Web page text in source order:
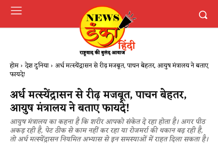
होम देश दुनिया अर्ध मत्स्येंद्रासन से रीढ़ मजबूत, पाचन बेहतर, आयुष मंत्रालय ने बताए
फायदे!
अर्ध मत्स्येंद्रासन से रीढ़ मजबूत, पाचन बेहतर,
आयुष मंत्रालय ने बताए फायदे!
आयुष मंत्रालय का कहना है कि शरीर आपको संकेत दे रहा होता है। अगर पीठ
अकड़ रही है, पेट ठीक से काम नहीं कर रहा या रोजमर्रा की थकान बढ़ रही है,
तो अर्ध मत्स्येंद्रासन नियमित अभ्यास से इन समस्याओं में राहत दिला सकता है।